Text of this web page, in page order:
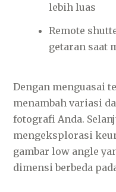
lebih luas
Remote
getaran saat
Dengan menguasai
menambah variasi
fotografi Anda.
mengeksplorasi
gambar low angle
dimensi berbeda